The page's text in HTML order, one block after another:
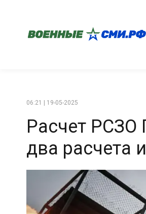
06:21 | 19-05-2025
Расчет РСЗО
два расчета